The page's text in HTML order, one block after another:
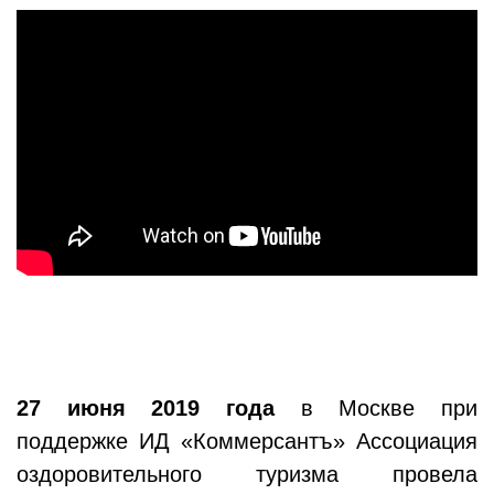
27 июня 2019 годав Москве при
поддержке ИД «Коммерсантъ» Ассоциация
оздоровительного туризма провела